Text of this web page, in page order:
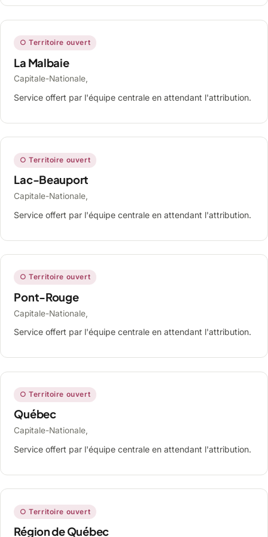
○ Territoire ouvert
La Malbaie
Capitale-Nationale,
Service offert par l'équipe centrale en attendant l'attribution.
○ Territoire ouvert
Lac-Beauport
Capitale-Nationale,
Service offert par l'équipe centrale en attendant l'attribution.
○ Territoire ouvert
Pont-Rouge
Capitale-Nationale,
Service offert par l'équipe centrale en attendant l'attribution.
○ Territoire ouvert
Québec
Capitale-Nationale,
Service offert par l'équipe centrale en attendant l'attribution.
○ Territoire ouvert
Région de Québec